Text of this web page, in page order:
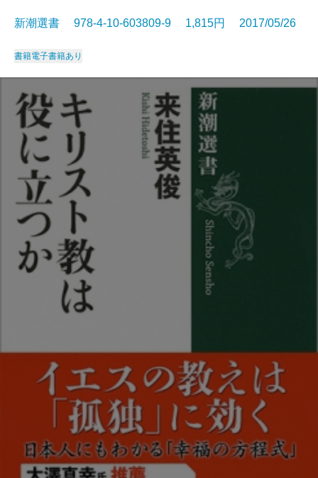
新潮選書 978-4-10-603809-9 1,815円 2017/05/26
書籍電子書籍あり